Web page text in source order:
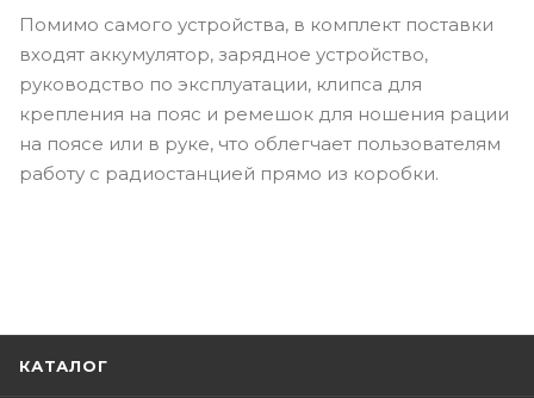
Помимо самого устройства, в комплект поставки
входят аккумулятор, зарядное устройство,
руководство по эксплуатации, клипса для
крепления на пояс и ремешок для ношения рации
на поясе или в руке, что облегчает пользователям
работу с радиостанцией прямо из коробки.
КАТАЛОГ